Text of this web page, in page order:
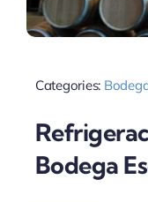
Categories:
Bodega